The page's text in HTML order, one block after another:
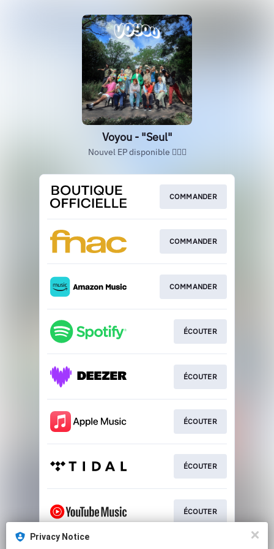
Voyou - "Seul"
Nouvel EP disponible 🚶🏼‍♂️
COMMANDER
COMMANDER
COMMANDER
ÉCOUTER
ÉCOUTER
ÉCOUTER
ÉCOUTER
ÉCOUTER
Privacy Notice